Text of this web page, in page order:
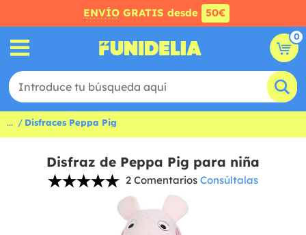
ENVÍO GRATIS desde 50€
0
... Disfraces Peppa Pig
Disfraz de Peppa Pig para niña
2 Comentarios Consúltalas